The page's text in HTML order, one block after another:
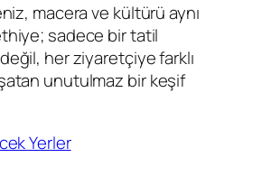
macera ve kültürü aynı
sadece bir tatil
her ziyaretçiye farklı
unutulmaz bir keşif
Yerler